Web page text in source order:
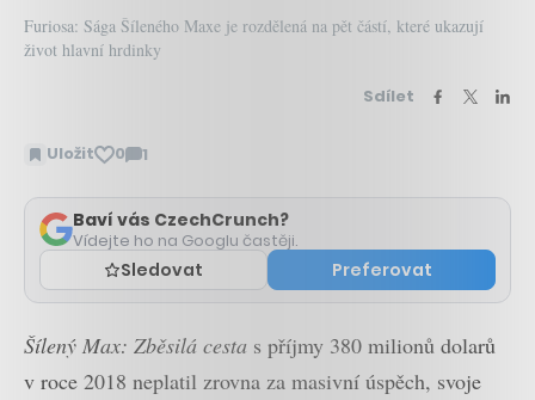
Furiosa: Sága Šíleného Maxe je rozdělená na pět částí, které ukazují
život hlavní hrdinky
Sdílet
Uložit 0 1
Zobrazit
Baví vás CzechCrunch?
Vídejte ho na Googlu častěji.
Sledovat Preferovat
Šílený Max: Zběsilá cesta s příjmy 380 milionů dolarů
v roce 2018 neplatil zrovna za masivní úspěch, svoje